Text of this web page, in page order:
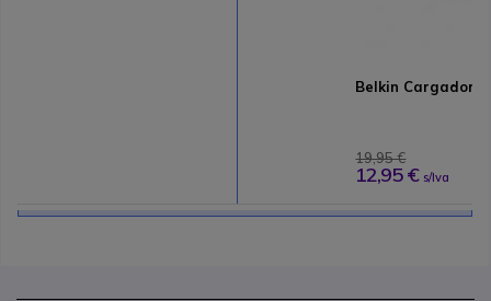
Belkin Cargador
19,95 €
12,95 € s/Iva